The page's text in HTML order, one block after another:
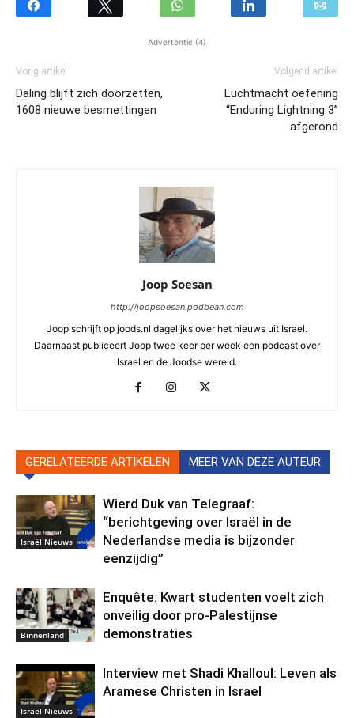
Advertentie (4)
Vorig artikel
Daling blijft zich doorzetten,
1608 nieuwe besmettingen
Volgend artikel
Luchtmacht oefening
“Enduring Lightning 3”
afgerond
Joop Soesan
http://joopsoesan.podbean.com
Joop schrijft op joods.nl dagelijks over het nieuws uit Israel.
Daarnaast publiceert Joop twee keer per week een podcast over
Israel en de Joodse wereld.
GERELATEERDE ARTIKELEN MEER VAN DEZE AUTEUR
Israël Nieuws
Wierd Duk van Telegraaf:
“berichtgeving over Israël in de
Nederlandse media is bijzonder
eenzijdig”
Binnenland
Enquête: Kwart studenten voelt zich
onveilig door pro-Palestijnse
demonstraties
Israël Nieuws
Interview met Shadi Khalloul: Leven als
Aramese Christen in Israel